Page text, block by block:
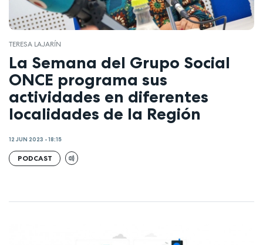
TERESA LAJARÍN
La Semana del Grupo Social
ONCE programa sus
actividades en diferentes
localidades de la Región
12 JUN 2023 - 18:15
PODCAST